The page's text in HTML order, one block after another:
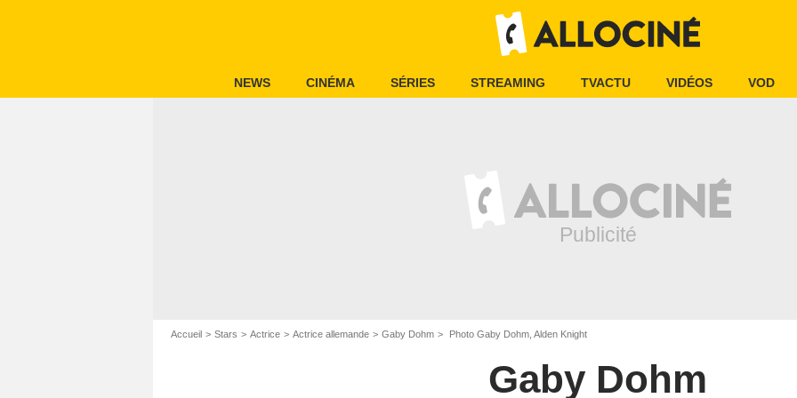
NEWS CINÉMA SÉRIES STREAMING TVACTU VIDÉOS VOD
Accueil Stars Actrice Actrice allemande Gaby Dohm Photo Gaby Dohm, Alden Knight
Gaby Dohm